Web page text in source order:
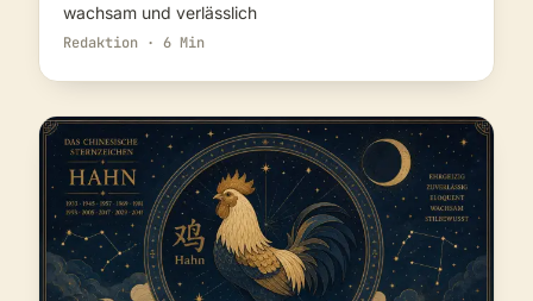
wachsam und verlässlich
Redaktion · 6 Min